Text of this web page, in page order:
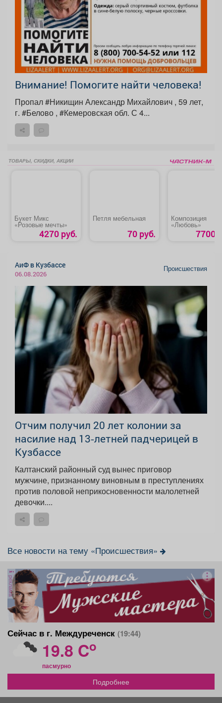
Внимание! Помогите найти человека!
Пропал #Никищин Александр Михайлович , 59 лет,
г. #Белово , #Кемеровская обл. С 4...
ТОВАРЫ, СКИДКИ, АКЦИИ
Букет Микс
«Розовые мечты»
4270 руб.
Петля мебельная
70 руб.
Композиция
«Любовь»
7700
АиФ в Кузбассе
06.08.2026
Происшествия
Отчим получил 20 лет колонии за
насилие над 13‑летней падчерицей в
Кузбассе
Калтанский районный суд вынес приговор
мужчине, признанному виновным в преступлениях
против половой неприкосновенности малолетней
девочки....
Все новости на тему «Происшествия»
реклама
Сейчас в г. Междуреченск (19:44)
19.8 Co
пасмурно
Подробнее